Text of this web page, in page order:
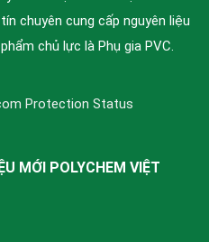
chuyên cung cấp nguyên liệu
chủ lực là Phụ gia PVC.
MỚI POLYCHEM VIỆT